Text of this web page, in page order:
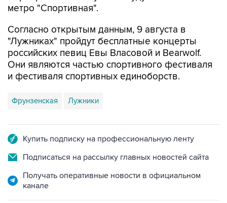
метро "Спортивная".
Согласно открытым данным, 9 августа в
"Лужниках" пройдут бесплатные концерты
российских певиц Евы Власовой и Bearwolf.
Они являются частью спортивного фестиваля
и фестиваля спортивных единоборств.
Фрунзенская Лужники
Купить подписку на профессиональную ленту
Подписаться на рассылку главных новостей сайта
Получать оперативные новости в официальном
канале